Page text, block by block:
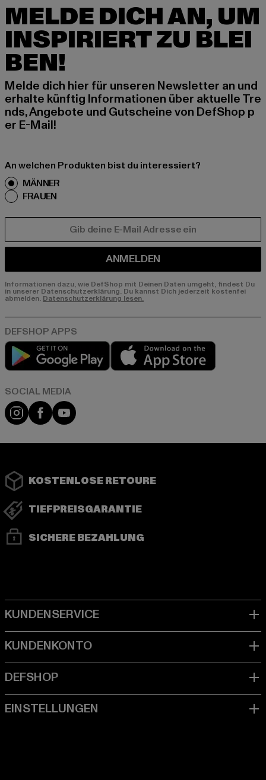
MELDE DICH AN, UM
INSPIRIERT ZU BLEI
BEN!
Melde dich hier für unseren Newsletter an und
erhalte künftig Informationen über aktuelle Tre
nds, Angebote und Gutscheine von DefShop p
er E-Mail!
An welchen Produkten bist du interessiert?
MÄNNER
FRAUEN
ANMELDEN
Informationen dazu, wie DefShop mit Deinen Daten umgeht, findest Du
in unserer Datenschutzerklärung. Du kannst Dich jederzeit kostenfei
abmelden.Datenschutzerklärung lesen.
Play market
Instagram
FacebookYouTube
KOSTENLOSE RETOURE
TIEFPREISGARANTIE
SICHERE BEZAHLUNG